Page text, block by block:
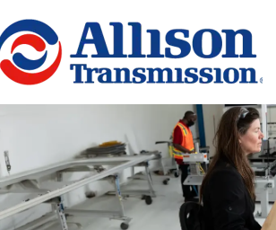
Go Home